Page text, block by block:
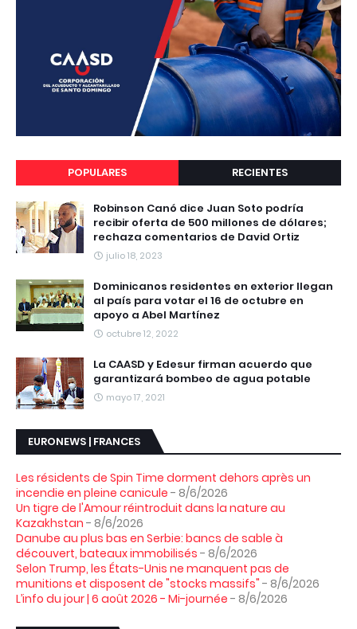
POPULARES RECIENTES
Robinson Canó dice Juan Soto podría
recibir oferta de 500 millones de dólares;
rechaza comentarios de David Ortiz
julio 18, 2023
Dominicanos residentes en exterior llegan
al país para votar el 16 de octubre en
apoyo a Abel Martínez
octubre 12, 2022
La CAASD y Edesur firman acuerdo que
garantizará bombeo de agua potable
mayo 17, 2021
EURONEWS | FRANCES
Les résidents de Spin Time dorment dehors après un
incendie en pleine canicule - 8/6/2026
Un tigre de l'Amour réintroduit dans la nature au
Kazakhstan - 8/6/2026
Danube au plus bas en Serbie: bancs de sable à
découvert, bateaux immobilisés - 8/6/2026
Selon Trump, les États-Unis ne manquent pas de
munitions et disposent de "stocks massifs" - 8/6/2026
L’info du jour | 6 août 2026 - Mi-journée - 8/6/2026